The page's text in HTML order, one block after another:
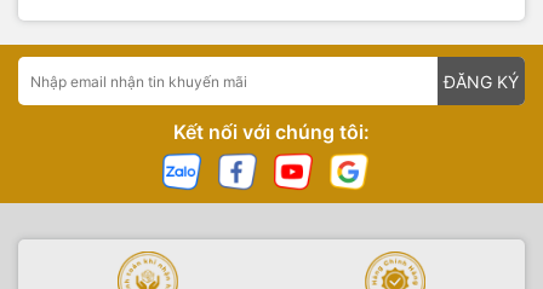
ĐĂNG KÝ
Kết nối với chúng tôi: